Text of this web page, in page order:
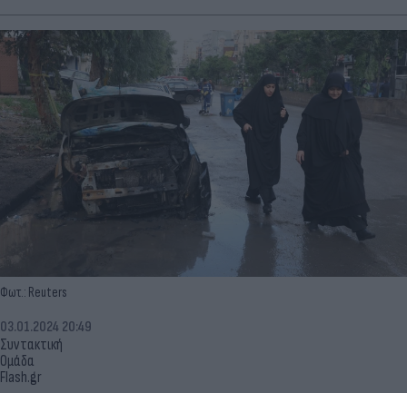
Φωτ.: Reuters
Συντακτική
Ομάδα
Flash.gr
03.01.2024 20:49